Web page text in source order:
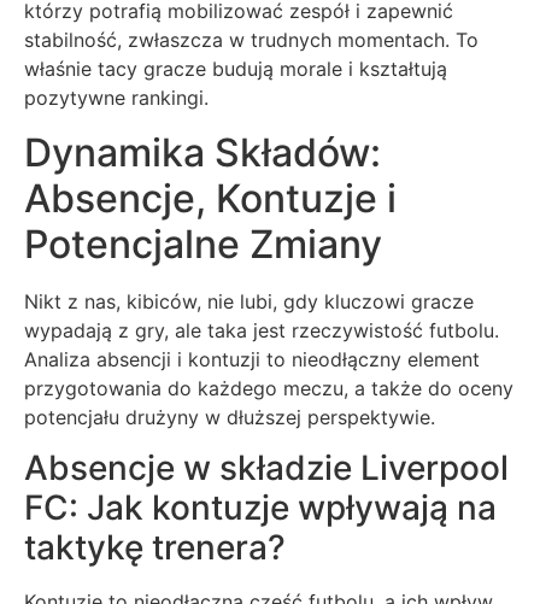
którzy potrafią mobilizować zespół i zapewnić
stabilność, zwłaszcza w trudnych momentach. To
właśnie tacy gracze budują morale i kształtują
pozytywne rankingi.
Dynamika Składów:
Absencje, Kontuzje i
Potencjalne Zmiany
Nikt z nas, kibiców, nie lubi, gdy kluczowi gracze
wypadają z gry, ale taka jest rzeczywistość futbolu.
Analiza absencji i kontuzji to nieodłączny element
przygotowania do każdego meczu, a także do oceny
potencjału drużyny w dłuższej perspektywie.
Absencje w składzie Liverpool
FC: Jak kontuzje wpływają na
taktykę trenera?